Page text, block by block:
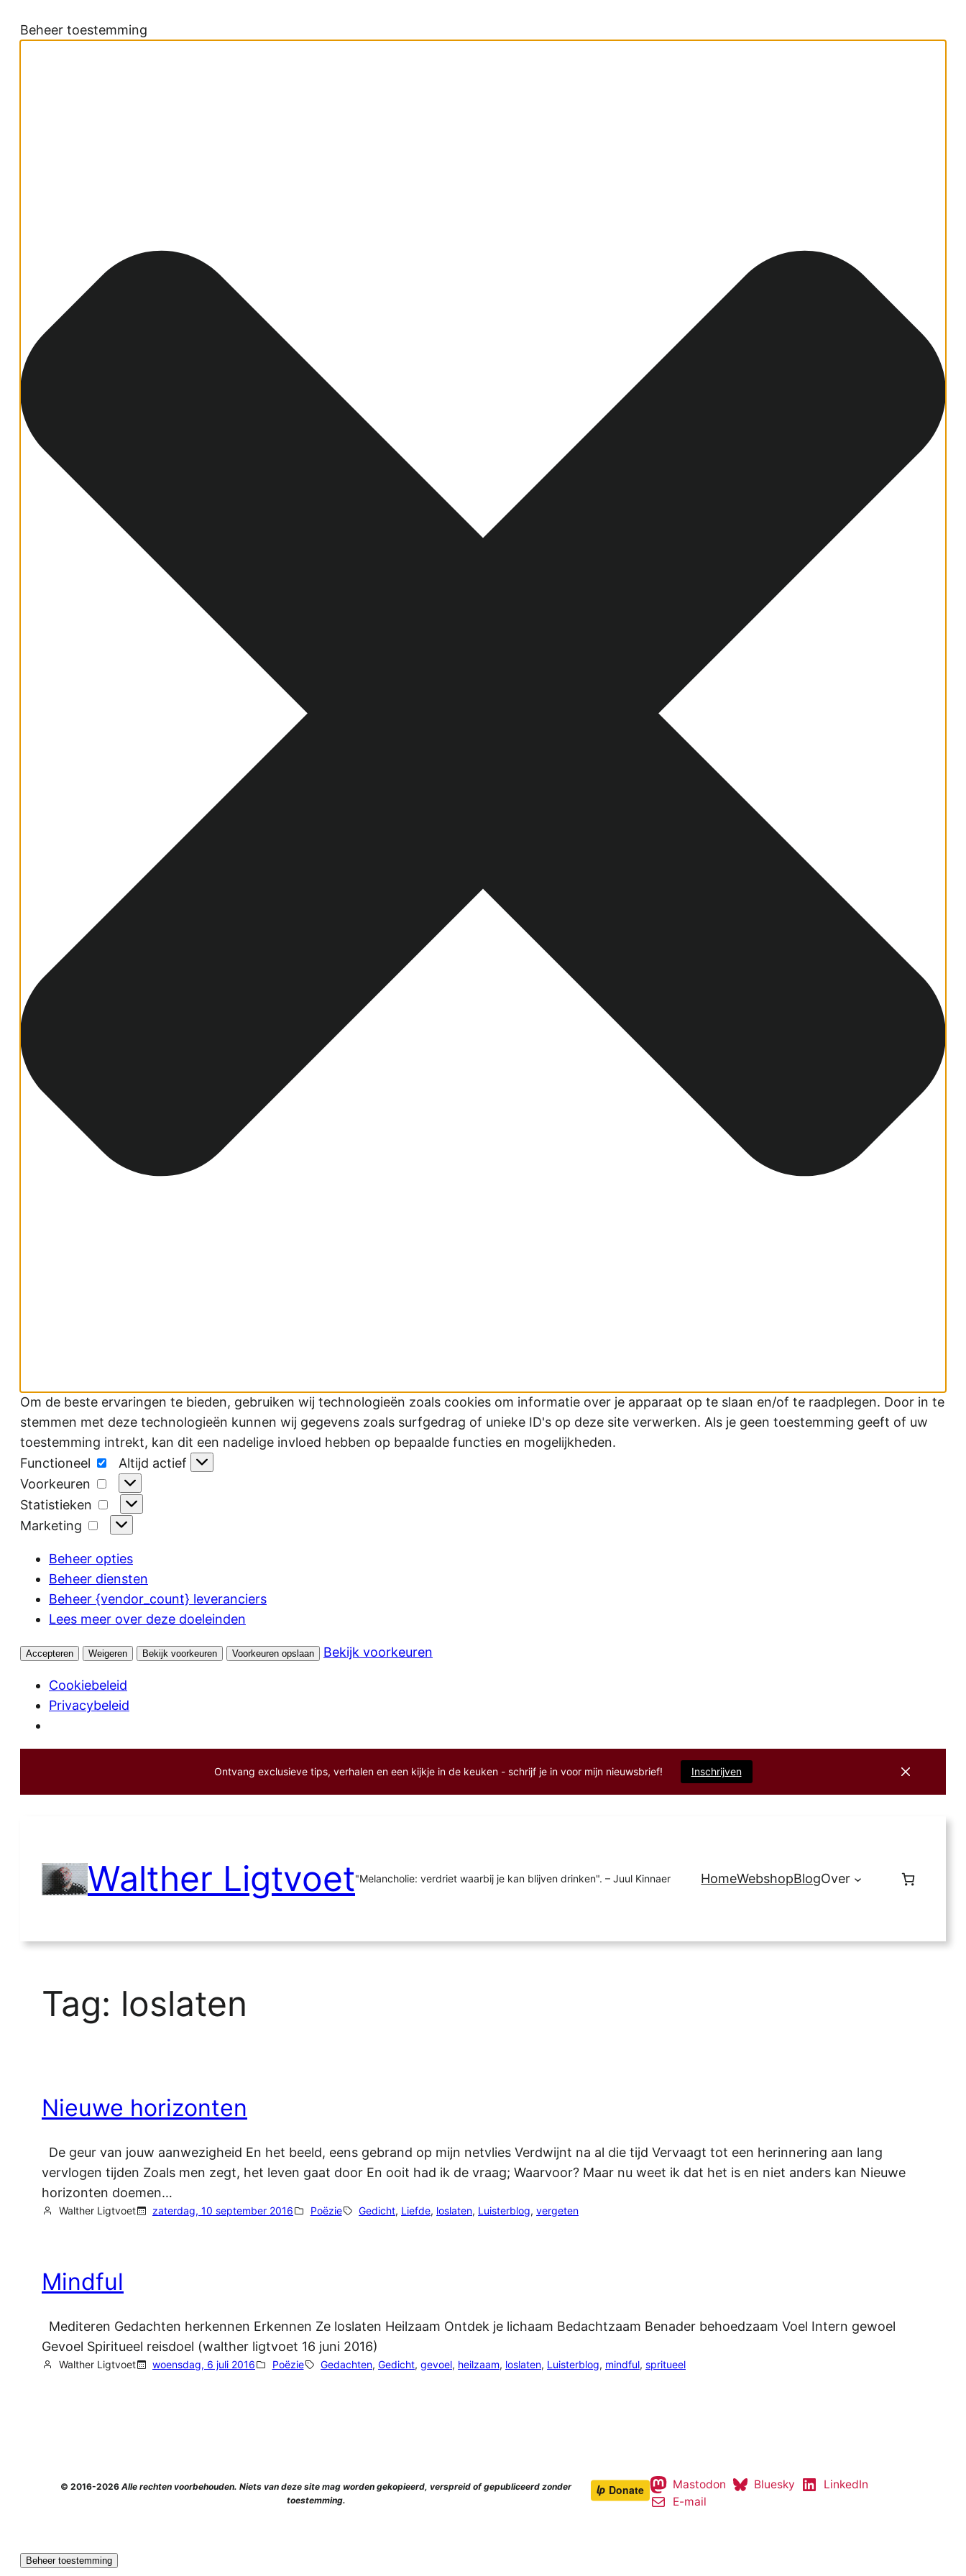
Beheer toestemming
Om de beste ervaringen te bieden, gebruiken wij technologieën zoals cookies om informatie over je apparaat op te slaan en/of te raadplegen. Door in te
stemmen met deze technologieën kunnen wij gegevens zoals surfgedrag of unieke ID's op deze site verwerken. Als je geen toestemming geeft of uw
toestemming intrekt, kan dit een nadelige invloed hebben op bepaalde functies en mogelijkheden.
Functioneel
Functioneel
Altijd actief
Voorkeuren
Voorkeuren
Statistieken
Statistieken
Marketing
Marketing
Beheer opties
Beheer diensten
Beheer {vendor_count} leveranciers
Lees meer over deze doeleinden
Accepteren Weigeren Bekijk voorkeuren Voorkeuren opslaan Bekijk voorkeuren
Cookiebeleid
Privacybeleid
Ontvang exclusieve tips, verhalen en een kijkje in de keuken - schrijf je in voor mijn nieuwsbrief! Inschrijven
inhoud
Walther Ligtvoet"Melancholie: verdriet waarbij je kan blijven drinken". – Juul Kinnaer HomeWebshopBlogOver
Tag: loslaten
Nieuwe horizonten
De geur van jouw aanwezigheid En het beeld, eens gebrand op mijn netvlies Verdwijnt na al die tijd Vervaagt tot een herinnering aan lang
vervlogen tijden Zoals men zegt, het leven gaat door En ooit had ik de vraag; Waarvoor? Maar nu weet ik dat het is en niet anders kan Nieuwe
horizonten doemen…
Walther Ligtvoet zaterdag, 10 september 2016 Poëzie Gedicht, Liefde, loslaten, Luisterblog, vergeten
Mindful
Mediteren Gedachten herkennen Erkennen Ze loslaten Heilzaam Ontdek je lichaam Bedachtzaam Benader behoedzaam Voel Intern gewoel
Gevoel Spiritueel reisdoel (walther ligtvoet 16 juni 2016)
Walther Ligtvoet woensdag, 6 juli 2016 Poëzie Gedachten, Gedicht, gevoel, heilzaam, loslaten, Luisterblog, mindful, spritueel
© 2016-2026Alle rechten voorbehouden. Niets van deze site mag worden gekopieerd, verspreid of gepubliceerd zonder
toestemming.
Mastodon Bluesky
LinkedIn
E-mail
Beheer toestemming